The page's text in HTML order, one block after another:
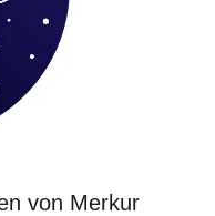
von Merkur